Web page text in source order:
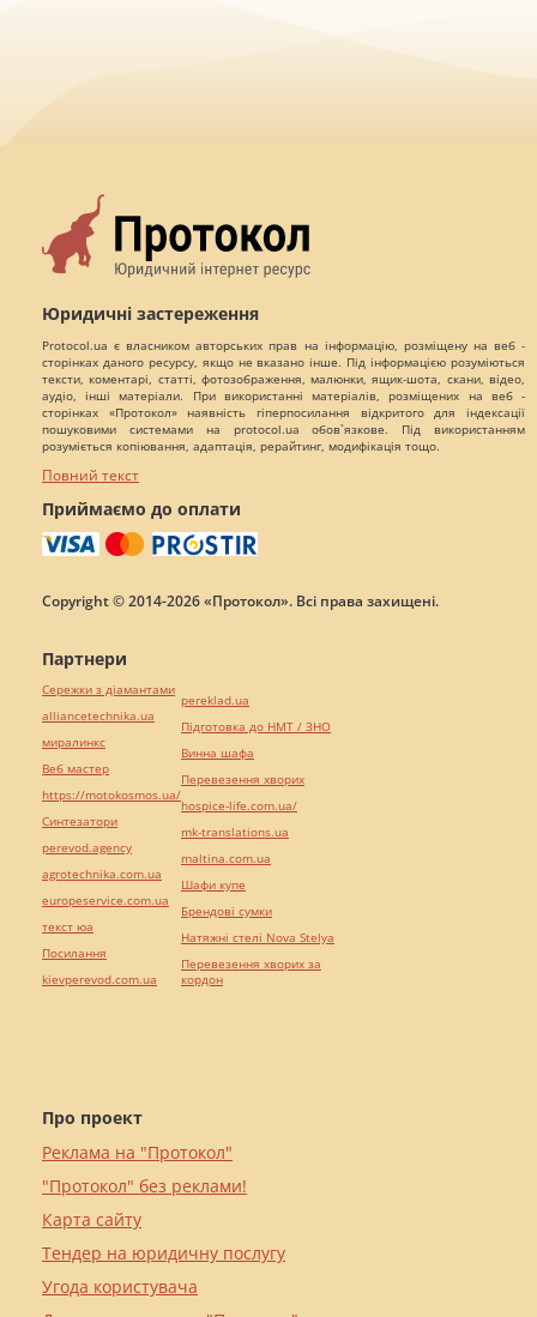
Юридичні застереження
Protocol.ua є власником авторських прав на інформацію, розміщену на веб -
сторінках даного ресурсу, якщо не вказано інше. Під інформацією розуміються
тексти, коментарі, статті, фотозображення, малюнки, ящик-шота, скани, відео,
аудіо, інші матеріали. При використанні матеріалів, розміщених на веб -
сторінках «Протокол» наявність гіперпосилання відкритого для індексації
пошуковими системами на protocol.ua обов`язкове. Під використанням
розуміється копіювання, адаптація, рерайтинг, модифікація тощо.
Повний текст
Приймаємо до оплати
Copyright © 2014-2026 «Протокол». Всі права захищені.
Про проект
Реклама на "Протокол"
"Протокол" без реклами!
Карта сайту
Тендер на юридичну послугу
Угода користувача
Партнери
Сережки з діамантами
alliancetechnika.ua
миралинкс
Веб мастер
https://motokosmos.ua/
Синтезатори
perevod.agency
agrotechnika.com.ua
europeservice.com.ua
текст юа
Посилання
kievperevod.com.ua
pereklad.ua
Підготовка до НМТ / ЗНО
Винна шафа
Перевезення хворих
hospice-life.com.ua/
mk-translations.ua
maltina.com.ua
Шафи купе
Брендові сумки
Натяжні стелі Nova Stelya
Перевезення хворих за
кордон